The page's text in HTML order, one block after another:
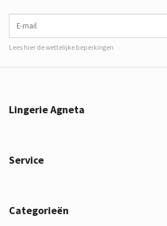
Lees hier de wettelijke beperkingen
Lingerie Agneta
Service
Categorieën